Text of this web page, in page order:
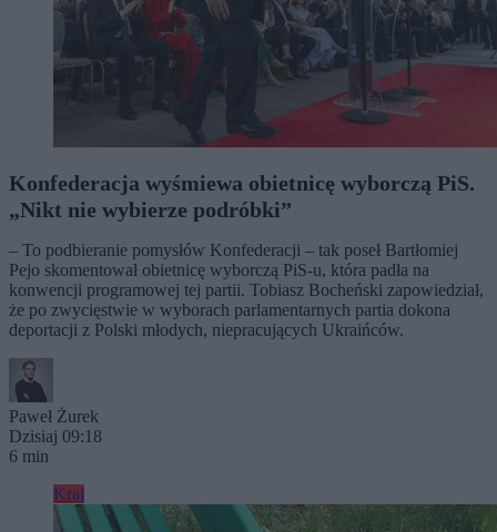
Konfederacja wyśmiewa obietnicę wyborczą PiS.
„Nikt nie wybierze podróbki”
– To podbieranie pomysłów Konfederacji – tak poseł Bartłomiej
Pejo skomentował obietnicę wyborczą PiS-u, która padła na
konwencji programowej tej partii. Tobiasz Bocheński zapowiedział,
że po zwycięstwie w wyborach parlamentarnych partia dokona
deportacji z Polski młodych, niepracujących Ukraińców.
Paweł Żurek
Dzisiaj 09:18
6 min
Kraj